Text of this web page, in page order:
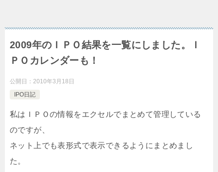
2009年のＩＰＯ結果を一覧にしました。Ｉ
ＰＯカレンダーも！
公開日： 2010年3月18日
IPO日記
私はＩＰＯの情報をエクセルでまとめて管理している
のですが、
ネット上でも表形式で表示できるようにまとめまし
た。